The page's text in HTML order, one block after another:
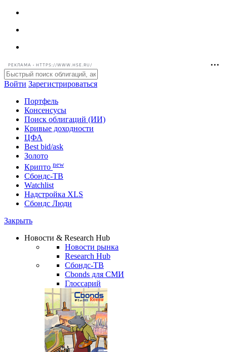
РЕКЛАМА • HTTPS://WWW.HSE.RU/
Войти Зарегистрироваться
Портфель
Консенсусы
Поиск облигаций (ИИ)
Кривые доходности
ЦФА
Best bid/ask
Золото
Крипто new
Watchlist
Сбондс Люди
Новости & Research Hub
Новости рынка
Research Hub
Сбондс-ТВ
Cbonds для СМИ
Глоссарий